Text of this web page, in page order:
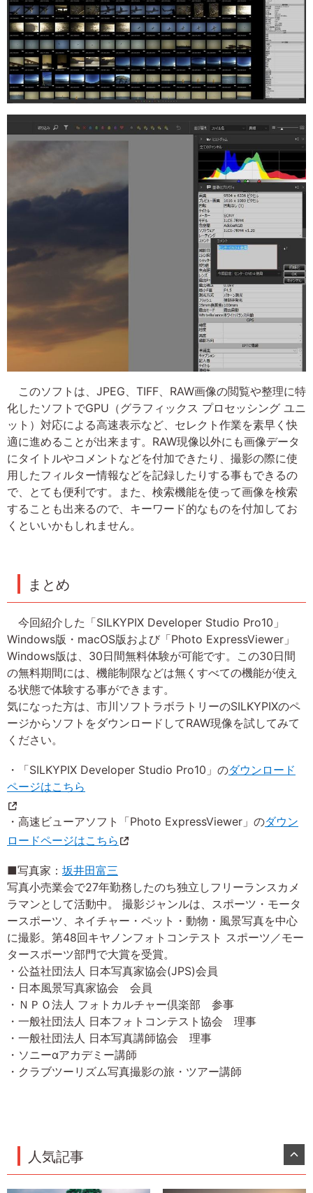
このソフトは、JPEG、TIFF、RAW画像の閲覧や整理に特
化したソフトでGPU（グラフィックス プロセッシング ユニ
ット）対応による高速表示など、セレクト作業を素早く快
適に進めることが出来ます。RAW現像以外にも画像データ
にタイトルやコメントなどを付加できたり、撮影の際に使
用したフィルター情報などを記録したりする事もできるの
で、とても便利です。また、検索機能を使って画像を検索
することも出来るので、キーワード的なものを付加してお
くといいかもしれません。
まとめ
今回紹介した「SILKYPIX Developer Studio Pro10」
Windows版・macOS版および「Photo ExpressViewer」
Windows版は、30日間無料体験が可能です。この30日間
の無料期間には、機能制限などは無くすべての機能が使え
る状態で体験する事ができます。
気になった方は、市川ソフトラボラトリーのSILKYPIXのペ
ージからソフトをダウンロードしてRAW現像を試してみて
ください。
・「SILKYPIX Developer Studio Pro10」のダウンロード
ページはこちら
・高速ビューアソフト「Photo ExpressViewer」のダウン
ロードページはこちら
■写真家： 坂井田富三
写真小売業会で27年勤務したのち独立しフリーランスカメ
ラマンとして活動中。 撮影ジャンルは、スポーツ・モータ
ースポーツ、ネイチャー・ペット・動物・風景写真を中心
に撮影。第48回キヤノンフォトコンテスト スポーツ／モー
タースポーツ部門で大賞を受賞。
・公益社団法人 日本写真家協会(JPS)会員
・日本風景写真家協会 会員
・ＮＰＯ法人 フォトカルチャー倶楽部 参事
・一般社団法人 日本フォトコンテスト協会 理事
・一般社団法人 日本写真講師協会 理事
・ソニーαアカデミー講師
・クラブツーリズム写真撮影の旅・ツアー講師
人気記事